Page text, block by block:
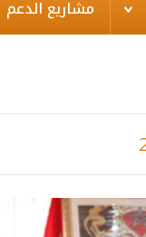
مشاريع الدعم